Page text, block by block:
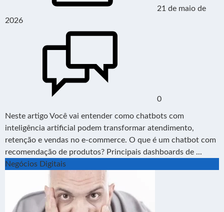
21 de maio de
2026
0
Neste artigo Você vai entender como chatbots com
inteligência artificial podem transformar atendimento,
retenção e vendas no e-commerce. O que é um chatbot com
recomendação de produtos? Principais dashboards de ...
Negócios Digitais